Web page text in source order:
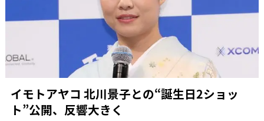
イモトアヤコ 北川景子との“誕生日2ショッ
ト”公開、反響大きく